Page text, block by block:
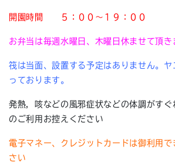
開園時間 ５：００～１９：００
お弁当は毎週水曜日、木曜日休ませて頂き
筏は当面、設置する予定はありません。ヤ
っております。
発熱，咳などの風邪症状などの体調がす
のご利用お控えください
電子マネー、クレジットカードは御利用で
さい